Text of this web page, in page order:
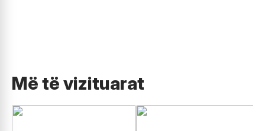
Më të vizituarat